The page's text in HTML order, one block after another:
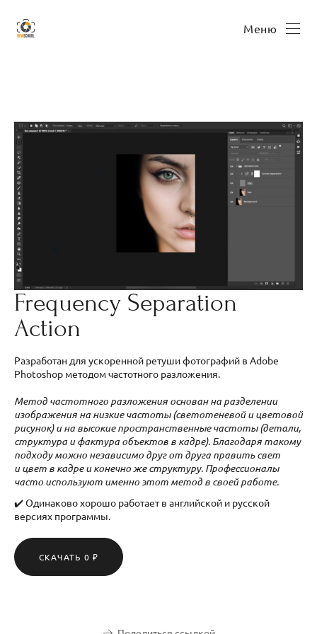
Меню
Frequency Separation
Action
Разработан для ускоренной ретуши фотографий в Adobe
Photoshop методом частотного разложения.
Метод частотного разложения основан на разделении
изображения на низкие частоты (светотеневой и цветовой
рисунок) и на высокие пространственные частоты (детали,
структура и фактура объектов в кадре). Благодаря такому
подходу можно независимо друг от друга править свет
и цвет в кадре и конечно же структуру. Профессионалы
часто используют именно этот метод в своей работе.
✔️ Одинаково хорошо работает в английской и русской
версиях программы.
СКАЧАТЬ 0 ₽